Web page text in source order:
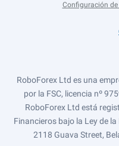
Configuración de
RoboForex Ltd es una
por la FSC, licencia nº
RoboForex Ltd está
Financieros bajo la Ley de
2118 Guava Street,